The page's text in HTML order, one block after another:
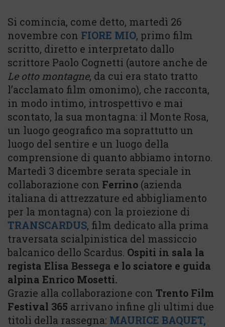
Si comincia, come detto, martedì 26
novembre con FIORE MIO, primo film
scritto, diretto e interpretato dallo
scrittore Paolo Cognetti (autore anche de
Le otto montagne, da cui era stato tratto
l’acclamato film omonimo), che racconta,
in modo intimo, introspettivo e mai
scontato, la sua montagna: il Monte Rosa,
un luogo geografico ma soprattutto un
luogo del sentire e un luogo della
comprensione di quanto abbiamo intorno.
Martedì 3 dicembre serata speciale in
collaborazione con Ferrino (azienda
italiana di attrezzature ed abbigliamento
per la montagna) con la proiezione di
TRANSCARDUS, film dedicato alla prima
traversata scialpinistica del massiccio
balcanico dello Scardus. Ospiti in sala la
regista Elisa Bessega e lo sciatore e guida
alpina Enrico Mosetti.
Grazie alla collaborazione con Trento Film
Festival 365 arrivano infine gli ultimi due
titoli della rassegna: MAURICE BAQUET,